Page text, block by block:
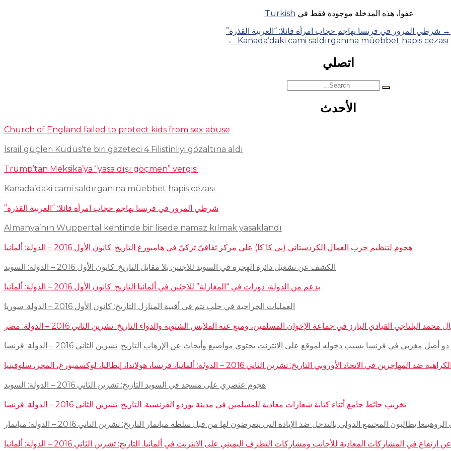
عفوا، هذه المدخلة موجودة فقط في Turkish
.
→ شرطي المرور في فرنسا يهاجم حجاب امرأة قائلا: “العربية القذرة”
Kanada’daki cami saldırganına müebbet hapis cezası
←
اتصلي
Search
for:
الأحدث
Church of England failed to protect kids from sex abuse
İsrail güçleri Kudüs’te biri gazeteci 4 Filistinliyi gözaltına aldı
Trump’tan Meksika’ya “yasa dışı göçmen” vergisi
Kanada’daki cami saldırganına müebbet hapis cezası
شرطي المرور في فرنسا يهاجم حجاب امرأة قائلا: “العربية القذرة”
Almanya’nın Wuppertal kentinde bir lisede namaz kılmak yasaklandı
هجوم لتنظيم حزب العمال الكردستاني (بي كا كا) على مركز ثقافيّ تركيّ في هامبورغ التاريخ: كانون الأول 2016 – الدولة: ألمانيا
الكشف عن تشغيل دائرة الهجرة في السويد للاجئين بلا مقابل التاريخ: كانون الأول 2016 – الدولة: السويد
بدعم من الدولة، دورات في “المغازلة” للاجئين في ألمانيا التاريخ: كانون الأول 2016 – الدولة: ألمانيا
العمليات الجراحية في حلب تتم في أقبية المنازل التاريخ: كانون الأول 2016 – الدولة: سوريا
محمد البلتاجي القيادي البارز في جماعة الإخوان المسلمين، ومنع عنه الملابس الشتوية والدواء التاريخ: تشرين الثاني 2016 – الدولة: مصر
مغربي في فرنسا بسبب دخوله لموقع على الانترنت يحتوي مواضيع وأبحاث عن الإرهاب التاريخ: تشرين الثاني 2016 – الدولة: فرنسا
في الاتحاد الأوروبي التاريخ: تشرين الثاني 2016 – الدولة: ألمانيا، فرنسا، هولاندا، إيطاليا، لوكسمبورغ، المجر، سلوفينيا
هجوم عنصري على مسجد في السويد التاريخ: تشرين الثاني 2016 – الدولة: السويد
تخريب حائط جامع أثناء كتابة شعارات معادية للمسلمين في مدينة بوردو الفرنسية. التاريخ: تشرين الثاني 2016 – الدولة: فرنسا
يطالبون المجتمع الدولي بالتدخل ضد الإبادة التي يتعرضون لها من قبل سلطة ميانمار التاريخ: تشرين الثاني 2016 – الدولة: ميانمار
في المشاركات المعادية للأجانب ومشاركات التطرف اليميني على الانترنت في ألمانيا. التاريخ: تشرين الثاني 2016 – الدولة: ألمانيا